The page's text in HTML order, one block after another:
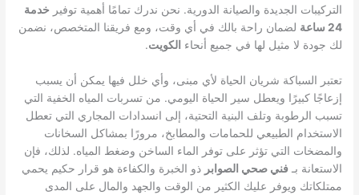
التركيبات الجديدة والصيانة الدورية. نحن ندرك تمامًا أهمية توفير خدمة
24 ساعة
لضمان راحة بالك في أي وقت، ومع فريقنا المتخصص، نضمن
لك جودة لا مثيل لها في جميع أنحاء الكويت.
تعتبر السباكة شريان الحياة لأي مبنى، وأي خلل فيها يمكن أن يسبب
إزعاجًا كبيرًا ويعطل سير الحياة اليومي. من تسربات المياه الخفية التي
تسبب الرطوبة وتلف البنية التحتية، إلى انسدادات المجاري التي تعطل
الاستخدام الطبيعي للحمامات والمطابخ، مرورًا بمشاكل السخانات
والمضخات التي تؤثر على توفر الماء الساخن وضغط المياه. لذلك، فإن
الاستعانة بـفني صحي الصوابر ذو الخبرة والكفاءة هو قرار حكيم يحمي
ممتلكاتك ويوفر عليك الكثير من الوقت والجهد والمال على المدى